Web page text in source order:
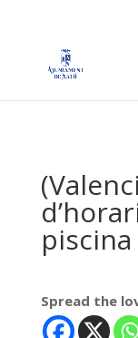
Spread the